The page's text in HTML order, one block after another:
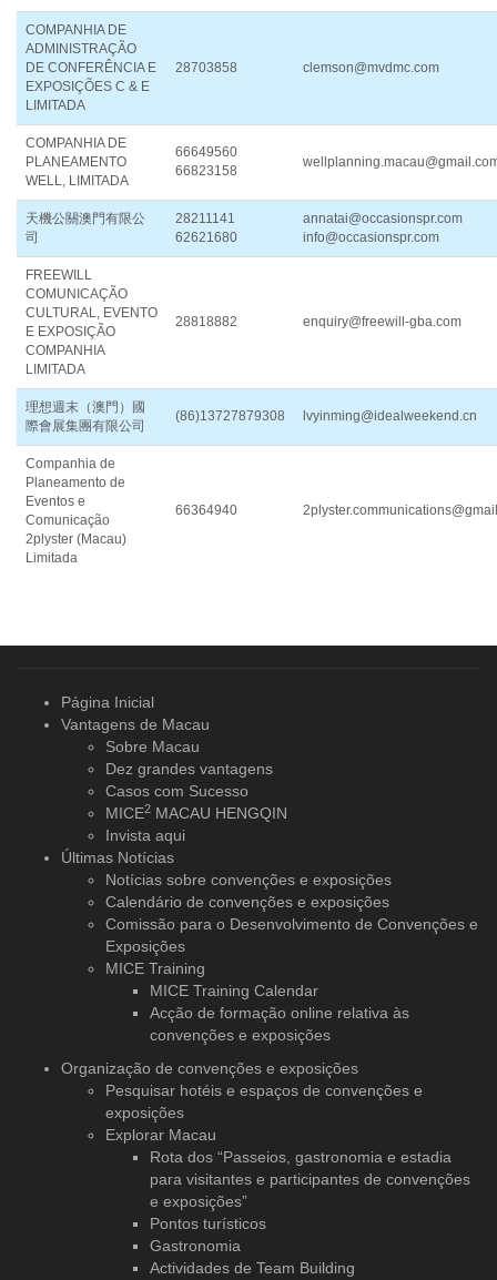
COMPANHIA DE
ADMINISTRAÇÃO
DE CONFERÊNCIA E
EXPOSIÇÕES C & E
LIMITADA
28703858 clemson@mvdmc.com
COMPANHIA DE
PLANEAMENTO
WELL, LIMITADA
66649560
66823158
天機公關澳門有限公
司
28211141
62621680
annatai@occasionspr.com
info@occasionspr.com
FREEWILL
COMUNICAÇÃO
CULTURAL, EVENTO
E EXPOSIÇÃO
COMPANHIA
LIMITADA
28818882 enquiry@freewill-gba.com
理想週末（澳門）國
際會展集團有限公司
(86)13727879308 lvyinming@idealweekend.cn
Companhia de
Planeamento de
Eventos e
Comunicação
2plyster (Macau)
Limitada
66364940
Página Inicial
Vantagens de Macau
Sobre Macau
Dez grandes vantagens
Casos com Sucesso
MICE2 MACAU HENGQIN
Invista aqui
Últimas Notícias
Notícias sobre convenções e exposições
Calendário de convenções e exposições
Comissão para o Desenvolvimento de Convenções e
Exposições
MICE Training
MICE Training Calendar
Acção de formação online relativa às
convenções e exposições
Organização de convenções e exposições
Pesquisar hotéis e espaços de convenções e
exposições
Explorar Macau
Rota dos “Passeios, gastronomia e estadia
para visitantes e participantes de convenções
e exposições”
Pontos turísticos
Gastronomia
Actividades de Team Building